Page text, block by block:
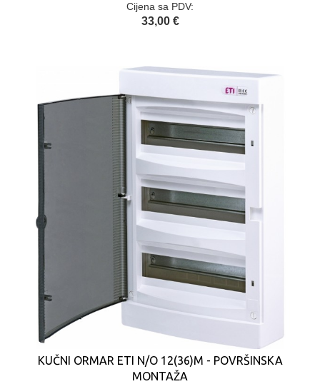
Cijena sa PDV:
33,00 €
KUČNI ORMAR ETI N/O 12(36)M - POVRŠINSKA
MONTAŽA